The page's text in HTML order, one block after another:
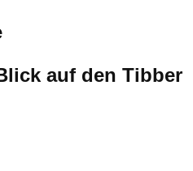
auf den Tibber